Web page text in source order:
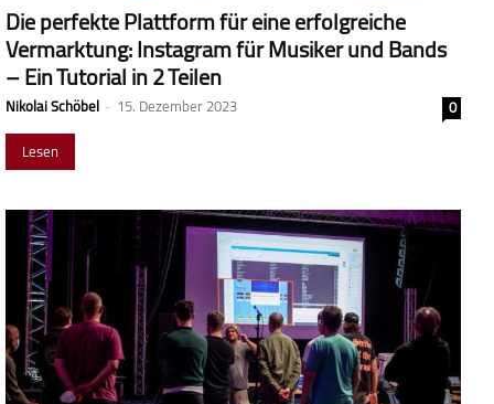
Die perfekte Plattform für eine erfolgreiche
Vermarktung: Instagram für Musiker und Bands
– Ein Tutorial in 2 Teilen
Nikolai Schöbel - 15. Dezember 2023
0
Lesen